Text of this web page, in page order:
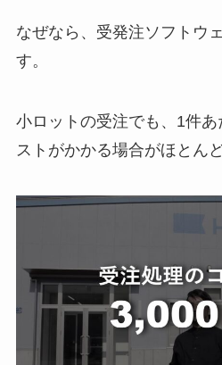
なぜなら、受発注ソフトウ
す。
小ロットの受注でも、1件
ストがかかる場合がほとんど